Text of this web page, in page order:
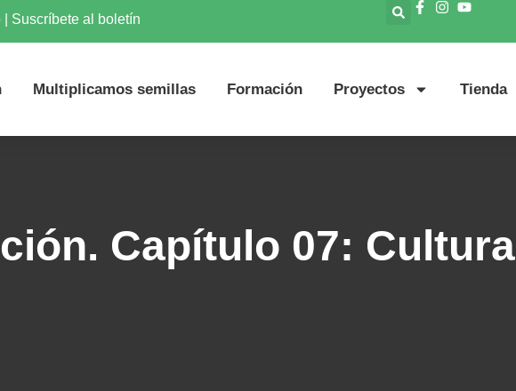
Suscríbete al boletín
Multiplicamos semillas Formación Proyectos Tienda
Capítulo 07: Cultura